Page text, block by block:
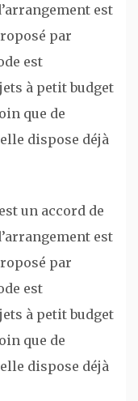
est
par
est
à petit budget
que de
dispose déjà
un accord de
est
par
est
à petit budget
que de
dispose déjà